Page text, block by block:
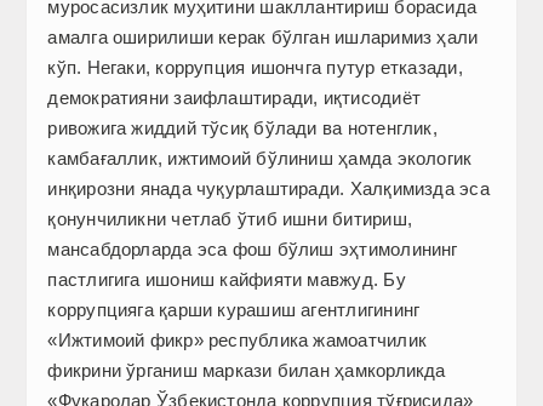
муросасизлик муҳитини шакллантириш борасида
амалга оширилиши керак бўлган ишларимиз ҳали
кўп. Негаки, коррупция ишончга путур етказади,
демократияни заифлаштиради, иқтисодиёт
ривожига жиддий тўсиқ бўлади ва нотенглик,
камбағаллик, ижтимоий бўлиниш ҳамда экологик
инқирозни янада чуқурлаштиради. Халқимизда эса
қонунчиликни четлаб ўтиб ишни битириш,
мансабдорларда эса фош бўлиш эҳтимолининг
пастлигига ишониш кайфияти мавжуд. Бу
коррупцияга қарши курашиш агентлигининг
«Ижтимоий фикр» республика жамоатчилик
фикрини ўрганиш маркази билан ҳамкорликда
«Фуқаролар Ўзбекистонда коррупция тўғрисида»